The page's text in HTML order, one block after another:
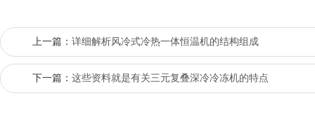
上一篇： 详细解析风冷式冷热一体恒温机的结构组成
下一篇： 这些资料就是有关三元复叠深冷冷冻机的特点